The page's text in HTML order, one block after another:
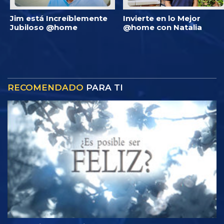
Jim está Increíblemente
Jubiloso @home
Invierte en lo Mejor
@home con Natalia
RECOMENDADO PARA TI